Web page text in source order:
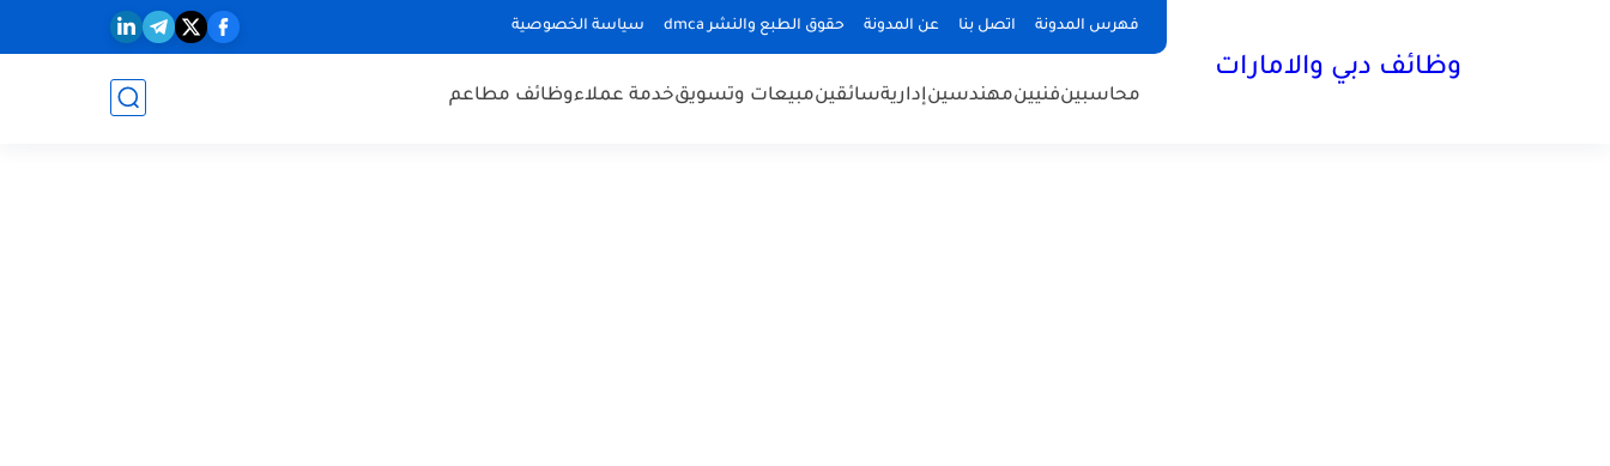
فهرس المدونة اتصل بنا عن المدونة حقوق الطبع والنشر dmca سياسة الخصوصية
وظائف دبي والامارات
محاسبينفنيينمهندسينإداريةسائقينمبيعات وتسويقخدمة عملاءوظائف مطاعم